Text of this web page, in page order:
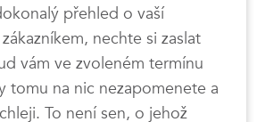
přehled o vaší
nechte si zaslat
vám ve zvoleném termínu
tomu na nic nezapomenete a
To není sen, o jehož